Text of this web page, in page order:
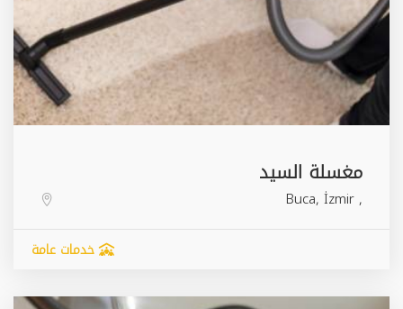
مغسلة السيد
,
Buca, İzmir
خدمات عامة